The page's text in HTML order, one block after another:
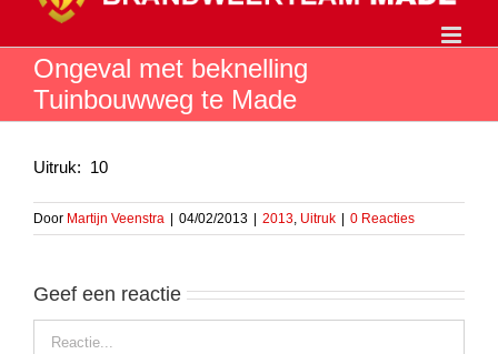
inhoudOngeval met beknelling
Tuinbouwweg te Made
Uitruk: 10
Door Martijn Veenstra 04/02/2013 2013, Uitruk 0 Reacties
Geef een reactie